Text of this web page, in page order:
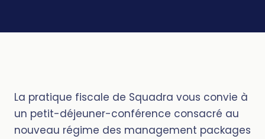
La pratique fiscale de Squadra vous convie à
un petit-déjeuner-conférence consacré au
nouveau régime des management packages